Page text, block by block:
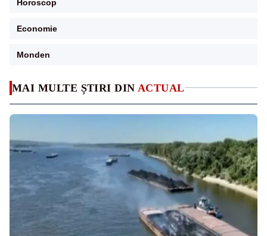
MAI MULTE ȘTIRI DIN ACTUAL
Horoscop
Economie
Monden